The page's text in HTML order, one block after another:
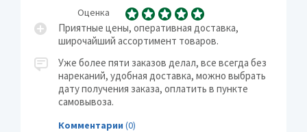
Оценка
Приятные цены, оперативная доставка,
широчайший ассортимент товаров.
Уже более пяти заказов делал, все всегда без
нареканий, удобная доставка, можно выбрать
дату получения заказа, оплатить в пункте
самовывоза.
Комментарии (0)